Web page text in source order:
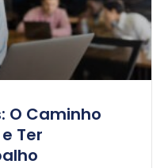
O Caminho
Ter